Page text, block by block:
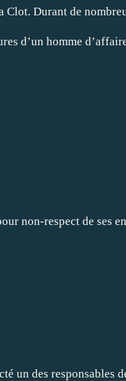
Durant de
d’un homme
respect de
des